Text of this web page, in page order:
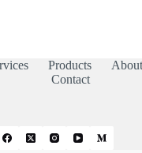
Products
Contact